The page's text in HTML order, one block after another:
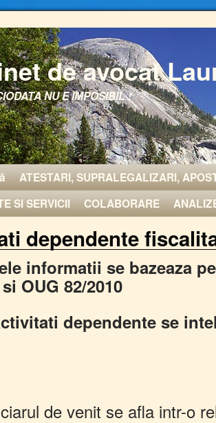
de avocat
NU E IMPOSIBIL !
ATESTARI, SUPRALEGALIZARI,
SI SERVICII
COLABORARE
dependente
informatii se bazeaza
OUG 82/2010
dependente se
de venit se afla intr-o